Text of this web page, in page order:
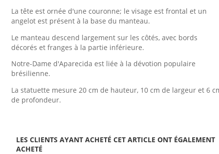
La tête est ornée d'une couronne; le visage est frontal et un
angelot est présent à la base du manteau.
Le manteau descend largement sur les côtés, avec bords
décorés et franges à la partie inférieure.
Notre-Dame d'Aparecida est liée à la dévotion populaire
brésilienne.
La statuette mesure 20 cm de hauteur, 10 cm de largeur et 6
de profondeur.
LES CLIENTS AYANT ACHETÉ CET ARTICLE ONT ÉGALEMENT
ACHETÉ